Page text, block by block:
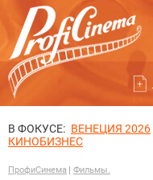
В ФОКУСЕ: ВЕНЕЦИЯ 2026
КИНОБИЗНЕС
ПрофиСинема Фильмы.